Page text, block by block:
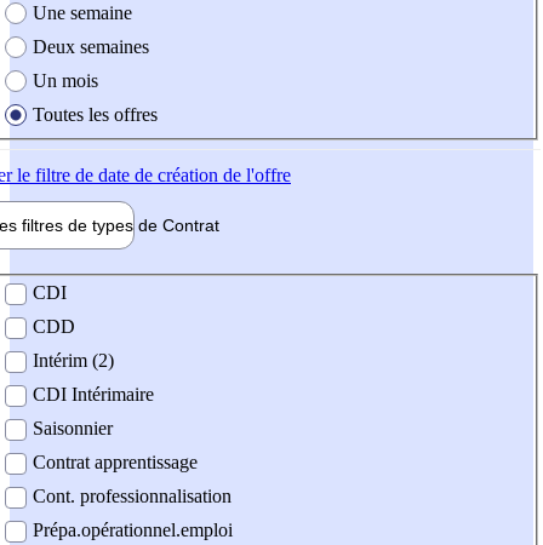
Une semaine
Deux semaines
Un mois
Toutes les offres
le filtre de date de création de l'offre
filtres de types de Contrat
contrat
CDI
CDD
Intérim (2)
CDI Intérimaire
Saisonnier
Contrat apprentissage
Cont. professionnalisation
Prépa.opérationnel.emploi